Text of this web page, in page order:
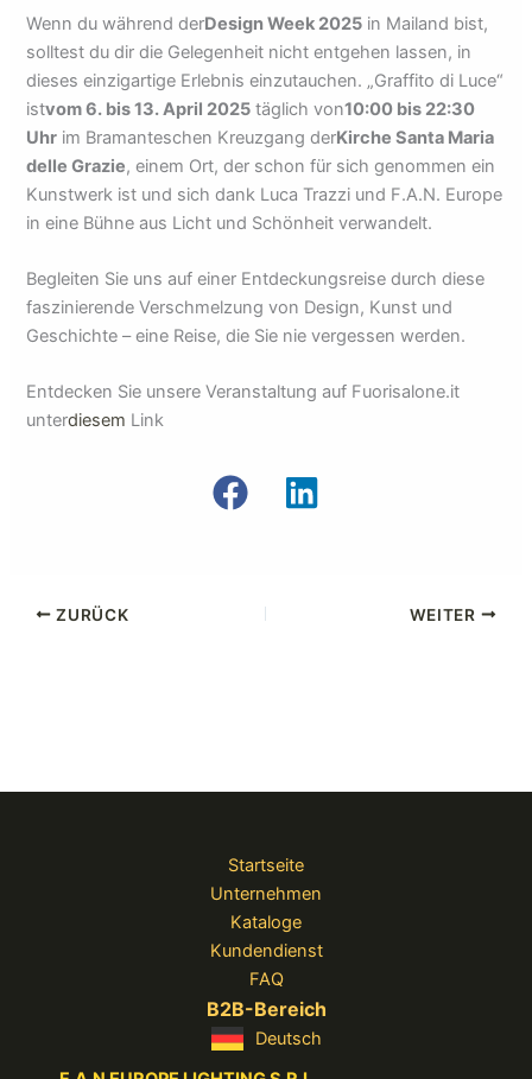
Wenn du während derDesign Week 2025 in Mailand bist,
solltest du dir die Gelegenheit nicht entgehen lassen, in
dieses einzigartige Erlebnis einzutauchen. „Graffito di Luce“
istvom 6. bis 13. April 2025 täglich von10:00 bis 22:30
Uhr im Bramanteschen Kreuzgang derKirche Santa Maria
delle Grazie, einem Ort, der schon für sich genommen ein
Kunstwerk ist und sich dank Luca Trazzi und F.A.N. Europe
in eine Bühne aus Licht und Schönheit verwandelt.
Begleiten Sie uns auf einer Entdeckungsreise durch diese
faszinierende Verschmelzung von Design, Kunst und
Geschichte – eine Reise, die Sie nie vergessen werden.
Entdecken Sie unsere Veranstaltung auf Fuorisalone.it
unterdiesem Link
ZURÜCK WEITER
Startseite
Unternehmen
Kataloge
Kundendienst
FAQ
B2B-Bereich
Deutsch